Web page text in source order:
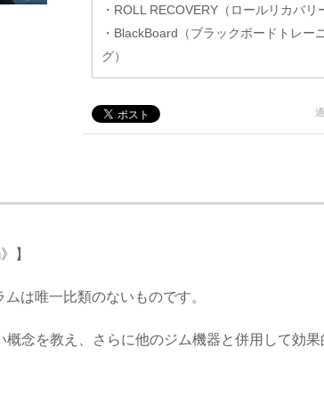
・ROLL RECOVERY（ロールリカバリ
・BlackBoard（ブラックボードトレー
グ）
】
は唯一比類のないものです。
念を教え、さらに他のジム機器と併用して効果